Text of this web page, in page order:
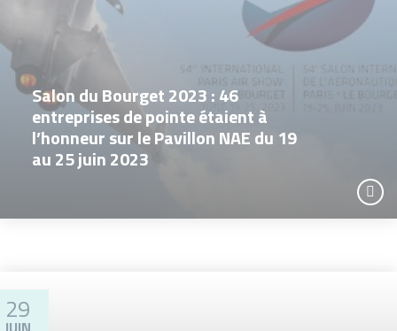
Salon du Bourget 2023 : 46
entreprises de pointe étaient à
l’honneur sur le Pavillon NAE du 19
au 25 juin 2023
29